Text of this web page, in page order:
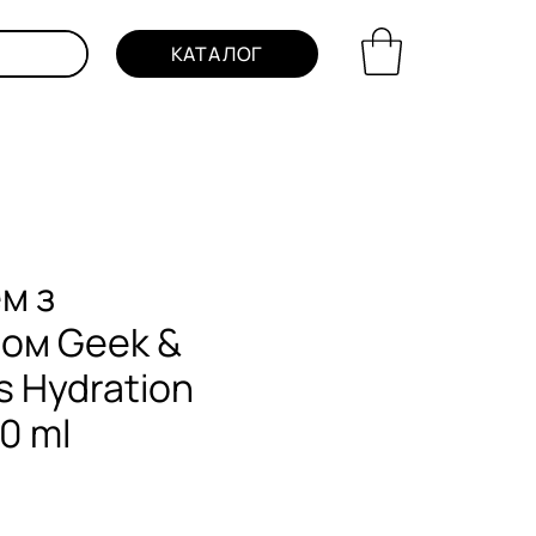
КАТАЛОГ
з
Geek &
Hydration
ml